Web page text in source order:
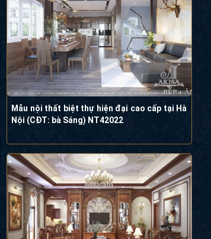
Mẫu nội thất biệt thự hiện đại cao cấp tại Hà
Nội (CĐT: bà Sáng) NT42022